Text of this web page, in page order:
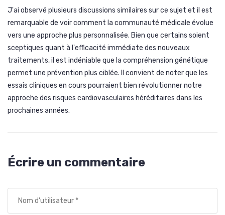
J'ai observé plusieurs discussions similaires sur ce sujet et il est
remarquable de voir comment la communauté médicale évolue
vers une approche plus personnalisée. Bien que certains soient
sceptiques quant à l'efficacité immédiate des nouveaux
traitements, il est indéniable que la compréhension génétique
permet une prévention plus ciblée. Il convient de noter que les
essais cliniques en cours pourraient bien révolutionner notre
approche des risques cardiovasculaires héréditaires dans les
prochaines années.
Écrire un commentaire